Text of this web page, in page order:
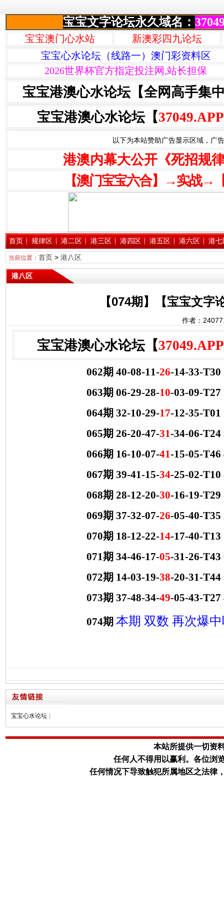
宝宝文字论坛永久域名：
宝宝澳门心水站
新澳彩四九论坛
宝宝心水论坛（线路一）澳门彩资料区
2026世界杯官方指定投注网,站长担保
宝宝港澳心水论坛【全网高手集
宝宝港澳心水论坛【37049.APP
以下为本站赞助广告显示区域，广
港澳内幕大公开《死招规
【澳门宝宝六合】→实战→
首页 规律区 港二区 港三区 港四区 港五区 港六区 港七
当前位置： 首页> 港八区
港八区
【074期】【宝宝文
作者：
宝宝港澳心水论坛【37049.APP
062期 40-08-11-26-14-33-T30
063期 06-29-28-10-03-09-T27
064期 32-10-29-17-12-35-T01
065期 26-20-47-31-34-06-T24
066期 16-10-07-41-15-05-T46
067期 39-41-15-34-25-02-T10
068期 28-12-20-30-16-19-T29
069期 37-32-07-26-05-40-T35
070期 18-12-22-14-17-40-T13
071期 34-46-17-05-31-26-T43
072期 14-03-19-38-20-31-T44
073期 37-48-34-49-05-43-T27
074期 本期 双数 再次爆
宝宝心水论坛
本站所提供一切资
任何人不得用以赢利。 各位浏
任何情况下导致触犯所属地区之法律